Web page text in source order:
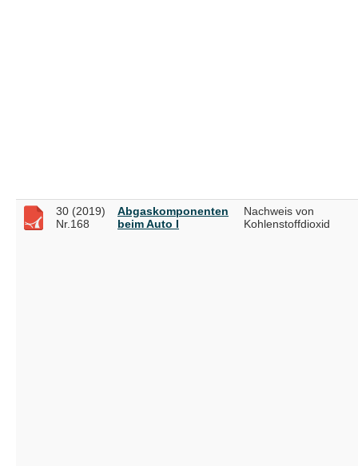
30 (2019)
Nr.168
Abgaskomponenten
beim Auto I
Nachweis von
Kohlenstoffdioxid